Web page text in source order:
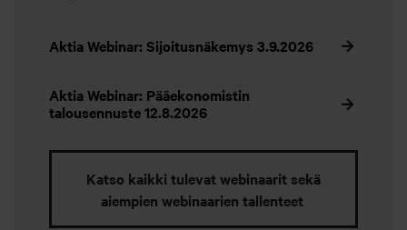
Aktia Webinar: Sijoitusnäkemys 3.9.2026
Aktia Webinar: Pääekonomistin
talousennuste 12.8.2026
Katso kaikki tulevat webinaarit sekä
aiempien webinaarien tallenteet